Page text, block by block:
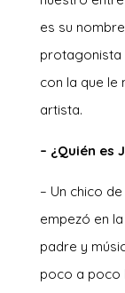
es su
protagonista
con la que le
artista.
– ¿Quién es
– Un chico
empezó en
padre y
poco a poco